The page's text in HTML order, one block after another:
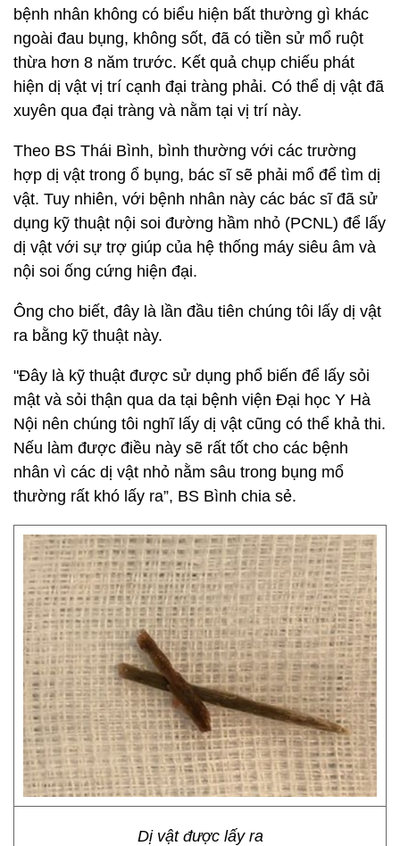
bệnh nhân không có biểu hiện bất thường gì khác
ngoài đau bụng, không sốt, đã có tiền sử mổ ruột
thừa hơn 8 năm trước. Kết quả chụp chiếu phát
hiện dị vật vị trí cạnh đại tràng phải. Có thể dị vật đã
xuyên qua đại tràng và nằm tại vị trí này.
Theo BS Thái Bình, bình thường với các trường
hợp dị vật trong ổ bụng, bác sĩ sẽ phải mổ để tìm dị
vật. Tuy nhiên, với bệnh nhân này các bác sĩ đã sử
dụng kỹ thuật nội soi đường hầm nhỏ (PCNL) để lấy
dị vật với sự trợ giúp của hệ thống máy siêu âm và
nội soi ống cứng hiện đại.
Ông cho biết, đây là lần đầu tiên chúng tôi lấy dị vật
ra bằng kỹ thuật này.
"Đây là kỹ thuật được sử dụng phổ biến để lấy sỏi
mật và sỏi thận qua da tại bệnh viện Đại học Y Hà
Nội nên chúng tôi nghĩ lấy dị vật cũng có thể khả thi.
Nếu làm được điều này sẽ rất tốt cho các bệnh
nhân vì các dị vật nhỏ nằm sâu trong bụng mổ
thường rất khó lấy ra”, BS Bình chia sẻ.
Dị vật được lấy ra